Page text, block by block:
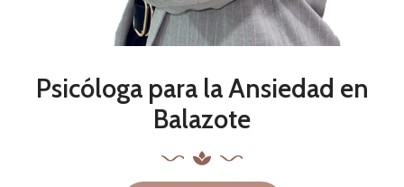
Psicóloga para la Ansiedad en
Balazote